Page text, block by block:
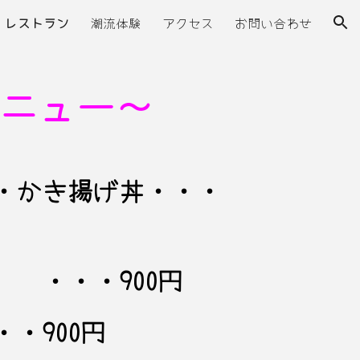
レストラン 潮流体験 アクセス お問い合わせ
ュー～
き揚げ丼・・・
・・・900円
900円